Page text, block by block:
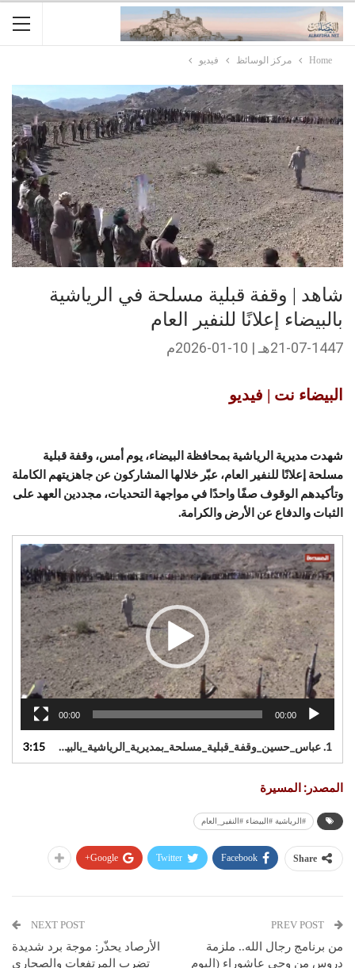
Home مركز الوسائظ فيديو
شاهد | وقفة قبلية مسلحة في الرياشية
بالبيضاء إعلانًا للنفير العام
21-07-1447هـ | 10-01-2026م
البيضاء نت | فيديو
شهدت مديرية الرياشية بمحافظة البيضاء، يوم أمس، وقفة قبلية
مسلحة إعلانًا للنفير العام، عبّر خلالها المشاركون عن جاهزيتهم الكاملة
وتأكيدهم الوقوف صفًا واحدًا في مواجهة التحديات، مجددين العهد على
الثبات والدفاع عن الأرض والكرامة.
مشغل
الفيديو
00:00
00:00
1. عباس_حسين_وقفة_قبلية_مسلحة_بمديرية_الرياشية_بالبيضاء_إعلانا_للنفير 3:15
المصدر: المسيرة
#الرياشية #البيضاء #النفير_العام
Share
Facebook
Twitter
Google+
من برنامج رجال الله.. ملزمة
دروس من وحي عاشوراء (اليوم
NEXT POST
الأرصاد يحذّر: موجة برد شديدة
تضرب المرتفعات والصحارى